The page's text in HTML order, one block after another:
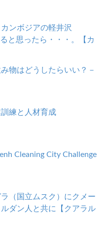
ンボジアの軽井沢
と思ったら・・・。【カ
物はどうしたらいい？－
練と人材育成
Cleaning City Challenge
（国立ムスク）にクメー
ダン人と共に【クアラル